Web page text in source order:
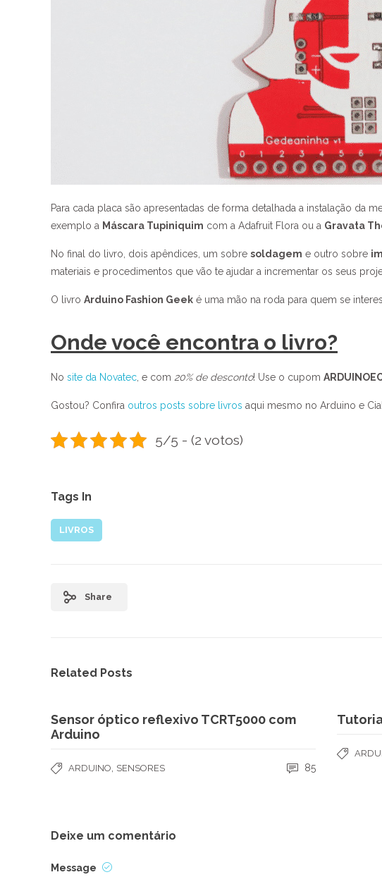
Para cada placa são apresentadas de forma detalhada a instalação da
exemplo a Máscara Tupiniquim com a Adafruit Flora ou a Gravata
No final do livro, dois apêndices, um sobre soldagem e outro sobre
materiais e procedimentos que vão te ajudar a incrementar os seus
O livro Arduino Fashion Geek é uma mão na roda para quem se
Onde você encontra o livro?
No site da Novatec , e com 20% de desconto! Use o cupom
Gostou? Confira outros posts sobre livros aqui mesmo no Arduino e Cia!
5/5 - (2 votos)
Tags In
LIVROS
Share
Related Posts
Sensor óptico reflexivo TCRT5000 com
Arduino
ARDUINO SENSORES 85
Deixe um comentário
Message